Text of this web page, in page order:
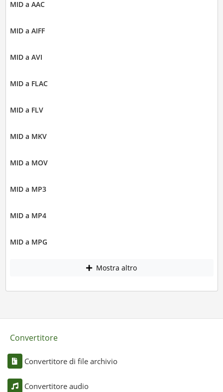
MID a AAC
MID a AIFF
MID a AVI
MID a FLAC
MID a FLV
MID a MKV
MID a MOV
MID a MP3
MID a MP4
MID a MPG
Mostra altro
Convertitore
Convertitore di file archivio
Convertitore audio